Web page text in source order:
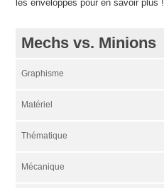
les enveloppes pour en savoir plus !
Mechs vs. Minions
Graphisme
Matériel
Thématique
Mécanique